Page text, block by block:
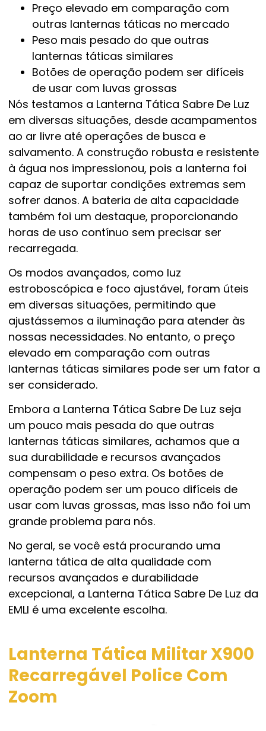
Preço elevado em comparação com
outras lanternas táticas no mercado
Peso mais pesado do que outras
lanternas táticas similares
Botões de operação podem ser difíceis
de usar com luvas grossas
Nós testamos a Lanterna Tática Sabre De Luz
em diversas situações, desde acampamentos
ao ar livre até operações de busca e
salvamento. A construção robusta e resistente
à água nos impressionou, pois a lanterna foi
capaz de suportar condições extremas sem
sofrer danos. A bateria de alta capacidade
também foi um destaque, proporcionando
horas de uso contínuo sem precisar ser
recarregada.
Os modos avançados, como luz
estroboscópica e foco ajustável, foram úteis
em diversas situações, permitindo que
ajustássemos a iluminação para atender às
nossas necessidades. No entanto, o preço
elevado em comparação com outras
lanternas táticas similares pode ser um fator a
ser considerado.
Embora a Lanterna Tática Sabre De Luz seja
um pouco mais pesada do que outras
lanternas táticas similares, achamos que a
sua durabilidade e recursos avançados
compensam o peso extra. Os botões de
operação podem ser um pouco difíceis de
usar com luvas grossas, mas isso não foi um
grande problema para nós.
No geral, se você está procurando uma
lanterna tática de alta qualidade com
recursos avançados e durabilidade
excepcional, a Lanterna Tática Sabre De Luz da
EMLI é uma excelente escolha.
Lanterna Tática Militar X900
Recarregável Police Com
Zoom